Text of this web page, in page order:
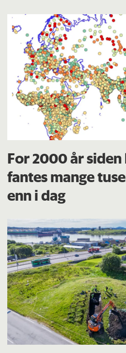
For 2000 år siden
fantes mange
enn i dag